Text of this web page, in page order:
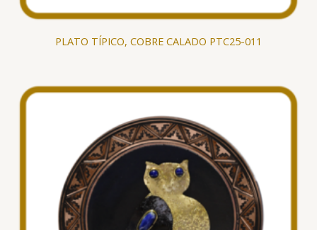
PLATO TÍPICO, COBRE CALADO PTC25-011